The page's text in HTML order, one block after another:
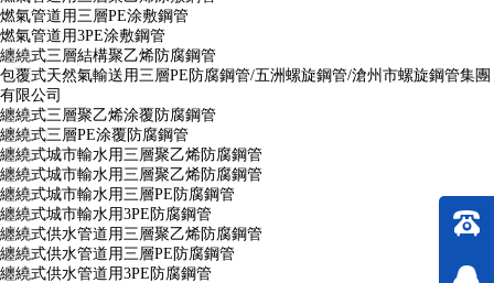
燃氣管道用三層PE涂敷鋼管
燃氣管道用3PE涂敷鋼管
纏繞式三層結構聚乙烯防腐鋼管
包覆式天然氣輸送用三層PE防腐鋼管/五洲螺旋鋼管/滄州市螺旋鋼管集團
有限公司
纏繞式三層聚乙烯涂覆防腐鋼管
纏繞式三層PE涂覆防腐鋼管
纏繞式城市輸水用三層聚乙烯防腐鋼管
纏繞式城市輸水用三層聚乙烯防腐鋼管
纏繞式城市輸水用三層PE防腐鋼管
纏繞式城市輸水用3PE防腐鋼管
纏繞式供水管道用三層聚乙烯防腐鋼管
纏繞式供水管道用三層PE防腐鋼管
纏繞式供水管道用3PE防腐鋼管